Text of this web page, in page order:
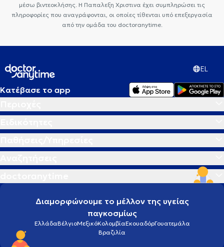
μέσω βιντεοκλήσης. Η Παπαλεξη Χριστινα έχει συμπληρώσει τις
πληροφορίες που αναγράφονται, οι οποίες τίθενται υπό επεξεργασία
από την ομάδα του doctoranytime.
EL
Κατέβασε το app
Διαμορφώνουμε το μέλλον της υγείας
παγκοσμίως
ΕλλάδαΒέλγιοΜεξικόΚολομβίαΕκουαδόρΓουατεμάλα
Βραζιλία